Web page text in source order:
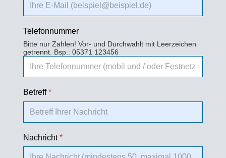
Telefonnummer
Bitte nur Zahlen! Vor- und Durchwahlt mit Leerzeichen
getrennt. Bsp.: 05371 123456
Betreff*
Nachricht*